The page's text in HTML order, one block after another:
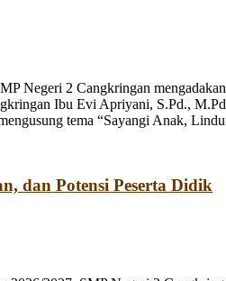
Negeri 2 Cangkringan
Ibu Evi Apriyani, S.Pd.,
tema “Sayangi Anak,
dan Potensi Peserta Didik